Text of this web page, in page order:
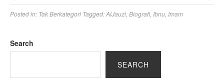
Posted in: Tak Berkategori Tagged:AlJauzi Biografi, Ibnu Imam
Search
SEARCH